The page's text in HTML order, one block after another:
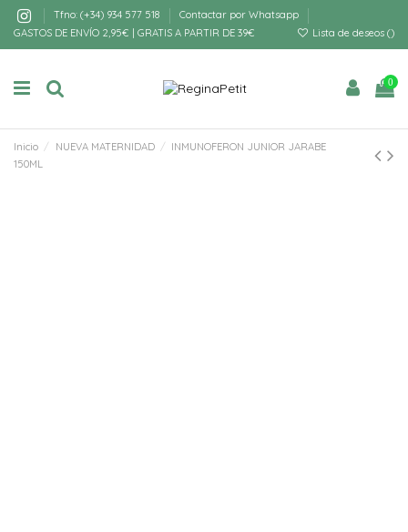
Tfno: (+34) 934 577 518
Contactar por Whatsapp
GASTOS DE ENVÍO 2,95€ | GRATIS A PARTIR DE 39€
Lista de deseos ()
0
Inicio NUEVA MATERNIDAD
INMUNOFERON JUNIOR JARABE
150ML